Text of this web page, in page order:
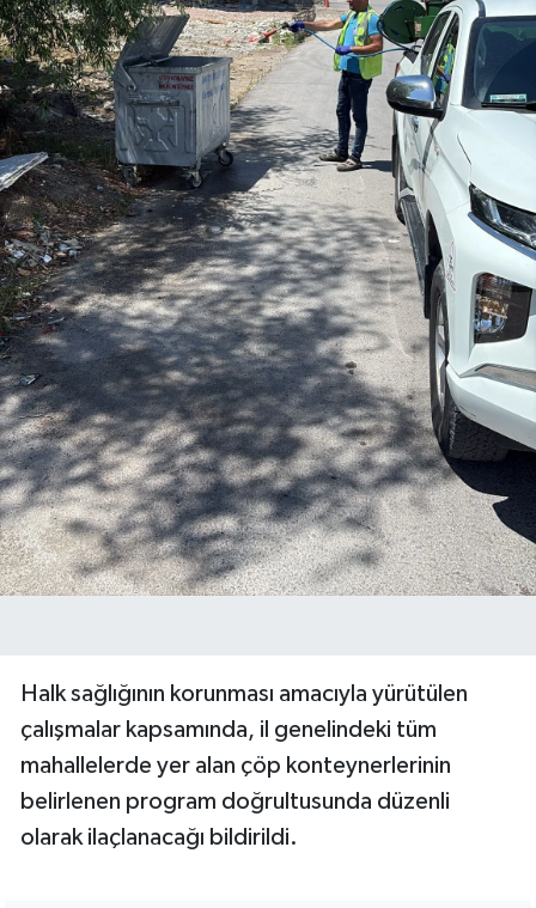
Halk sağlığının korunması amacıyla yürütülen
çalışmalar kapsamında, il genelindeki tüm
mahallelerde yer alan çöp konteynerlerinin
belirlenen program doğrultusunda düzenli
olarak ilaçlanacağı bildirildi.